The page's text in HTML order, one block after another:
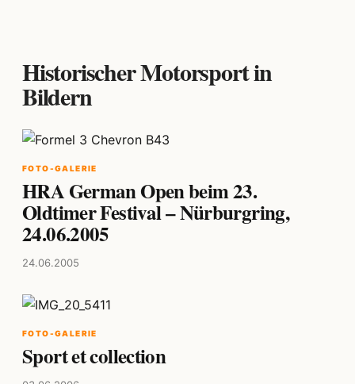
Historischer Motorsport in
Bildern
FOTO-GALERIE
HRA German Open beim 23.
Oldtimer Festival – Nürburgring,
24.06.2005
24.06.2005
FOTO-GALERIE
Sport et collection